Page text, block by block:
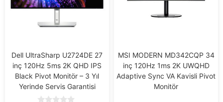
Dell UltraSharp U2724DE 27
inç 120Hz 5ms 2K QHD IPS
Black Pivot Monitör – 3 Yıl
Yerinde Servis Garantisi
MSI MODERN MD342CQP 34
inç 120Hz 1ms 2K UWQHD
Adaptive Sync VA Kavisli Pivot
Monitör